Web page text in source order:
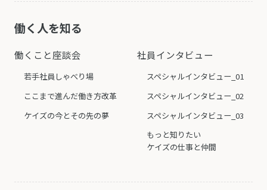
働く人を知る
働くこと座談会
若手社員しゃべり場
ここまで進んだ働き方改革
ケイズの今とその先の夢
社員インタビュー
スペシャルインタビュー_01
スペシャルインタビュー_02
スペシャルインタビュー_03
もっと知りたい
ケイズの仕事と仲間